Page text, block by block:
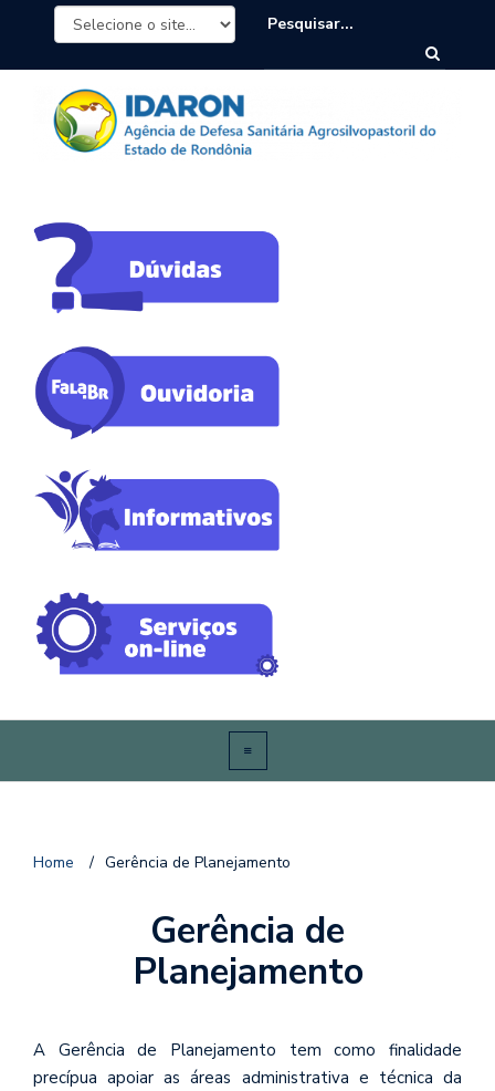
Home / Gerência de Planejamento
Gerência de
Planejamento
A Gerência de Planejamento tem como finalidade
precípua apoiar as áreas administrativa e técnica da